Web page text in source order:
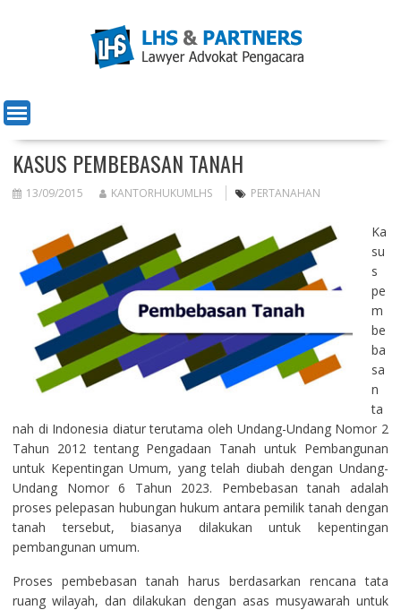
KASUS PEMBEBASAN TANAH
13/09/2015 KANTORHUKUMLHS PERTANAHAN
Ka
su
s
pe
m
be
ba
sa
n
ta
nah di Indonesia diatur terutama oleh Undang-Undang Nomor 2
Tahun 2012 tentang Pengadaan Tanah untuk Pembangunan
untuk Kepentingan Umum, yang telah diubah dengan Undang-
Undang Nomor 6 Tahun 2023. Pembebasan tanah adalah
proses pelepasan hubungan hukum antara pemilik tanah dengan
tanah tersebut, biasanya dilakukan untuk kepentingan
pembangunan umum.
Proses pembebasan tanah harus berdasarkan rencana tata
ruang wilayah, dan dilakukan dengan asas musyawarah untuk